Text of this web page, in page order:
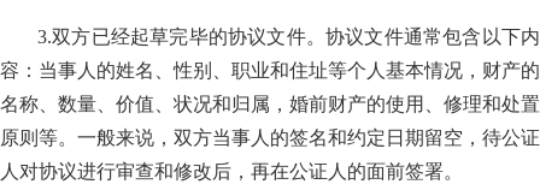
3.双方已经起草完毕的协议文件。协议文件通常包含以下内
容：当事人的姓名、性别、职业和住址等个人基本情况，财产的
名称、数量、价值、状况和归属，婚前财产的使用、修理和处置
原则等。一般来说，双方当事人的签名和约定日期留空，待公证
人对协议进行审查和修改后，再在公证人的面前签署。